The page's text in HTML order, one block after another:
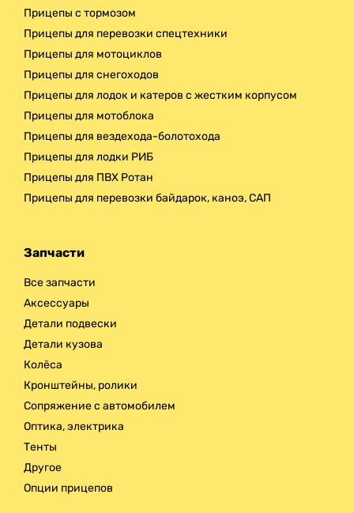
Прицепы с тормозом
Прицепы для перевозки спецтехники
Прицепы для мотоциклов
Прицепы для снегоходов
Прицепы для лодок и катеров с жестким корпусом
Прицепы для мотоблока
Прицепы для вездехода-болотохода
Прицепы для лодки РИБ
Прицепы для ПВХ Ротан
Прицепы для перевозки байдарок, каноэ, САП
Запчасти
Все запчасти
Аксессуары
Детали подвески
Детали кузова
Колёса
Кронштейны, ролики
Сопряжение с автомобилем
Оптика, электрика
Тенты
Другое
Опции прицепов